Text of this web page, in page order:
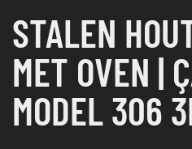
STALEN
MET OVEN |
MODEL 306